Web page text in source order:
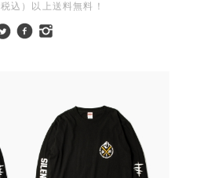
込）以上送料無料！